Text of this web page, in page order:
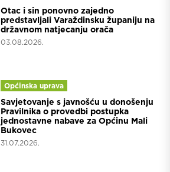
Otac i sin ponovno zajedno
predstavljali Varaždinsku županiju na
državnom natjecanju orača
03.08.2026.
Općinska uprava
Savjetovanje s javnošću u donošenju
Pravilnika o provedbi postupka
jednostavne nabave za Općinu Mali
Bukovec
31.07.2026.